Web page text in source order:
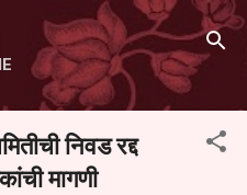
content
निवड रद्द
मागणी